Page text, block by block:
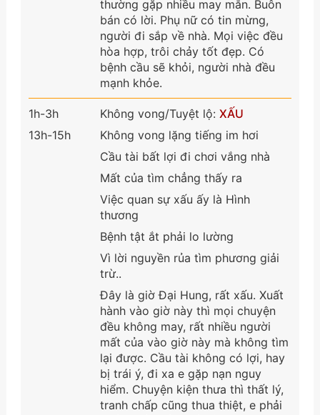
thường gặp nhiều may mắn. Buôn
bán có lời. Phụ nữ có tin mừng,
người đi sắp về nhà. Mọi việc đều
hòa hợp, trôi chảy tốt đẹp. Có
bệnh cầu sẽ khỏi, người nhà đều
mạnh khỏe.
1h-3h
13h-15h
Không vong/Tuyệt lộ: XẤU
Không vong lặng tiếng im hơi
Cầu tài bất lợi đi chơi vắng nhà
Mất của tìm chẳng thấy ra
Việc quan sự xấu ấy là Hình
thương
Bệnh tật ắt phải lo lường
Vì lời nguyền rủa tìm phương giải
trừ..
Đây là giờ Đại Hung, rất xấu. Xuất
hành vào giờ này thì mọi chuyện
đều không may, rất nhiều người
mất của vào giờ này mà không tìm
lại được. Cầu tài không có lợi, hay
bị trái ý, đi xa e gặp nạn nguy
hiểm. Chuyện kiện thưa thì thất lý,
tranh chấp cũng thua thiệt, e phải